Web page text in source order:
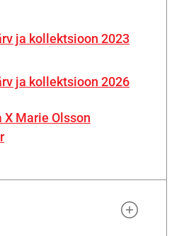
ja kollektsioon 2023
ja kollektsioon 2026
Marie Olsson